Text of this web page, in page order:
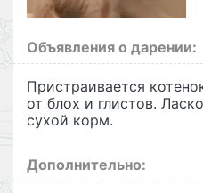
Объявления о дарении:
Пристраивается
от блох и глистов.
сухой корм.
Дополнительно: